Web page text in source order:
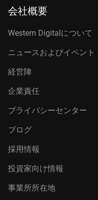
会社概要
Western Digitalについて
ニュースおよびイベント
経営陣
企業責任
プライバシーセンター
ブログ
採用情報
投資家向け情報
事業所所在地